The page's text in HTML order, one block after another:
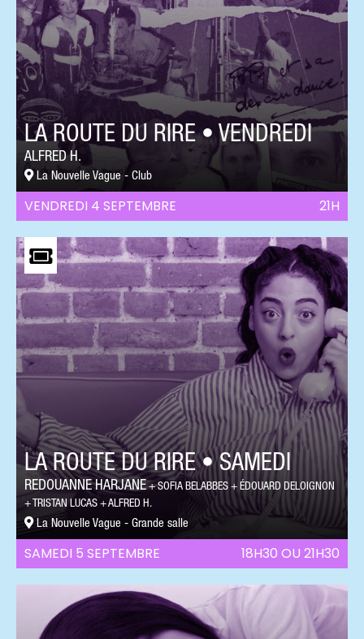
VENDREDI 4 SEPTEMBRE 21H
LA ROUTE DU RIRE • VENDREDI
ALFRED H.
La Nouvelle Vague - Club
SAMEDI 5 SEPTEMBRE 18H30 OU 21H30
LA ROUTE DU RIRE • SAMEDI
REDOUANNE HARJANE SOFIA BELABBES
ÉDOUARD DELOIGNON
TRISTAN LUCAS
ALFRED H.
La Nouvelle Vague - Grande salle